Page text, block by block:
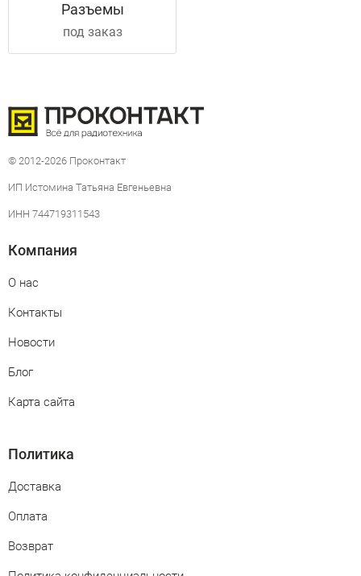
Разъемы
под заказ
© 2012-2026 Проконтакт
ИП Истомина Татьяна Евгеньевна
ИНН 744719311543
Компания
О нас
Контакты
Новости
Блог
Карта сайта
Политика
Доставка
Оплата
Возврат